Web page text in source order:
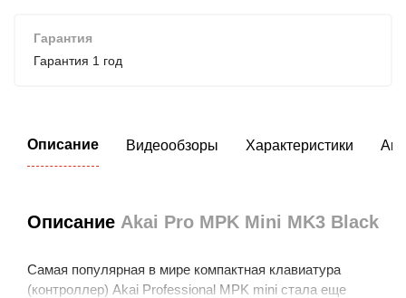
Гарантия
Гарантия 1 год
Описание Видеообзоры Характеристики
Описание Akai Pro MPK Mini MK3 Black
Самая популярная в мире компактная клавиатура
(контроллер) Akai Professional MPK mini стала еще